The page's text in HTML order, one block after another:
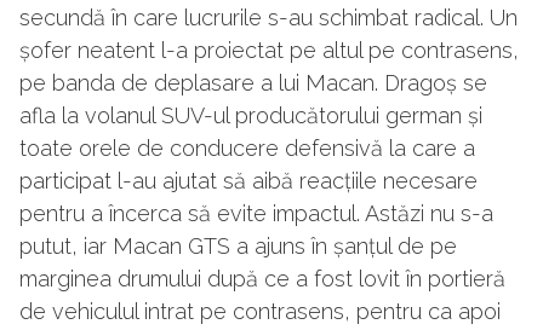
secundă în care lucrurile s-au schimbat radical. Un
șofer neatent l-a proiectat pe altul pe contrasens,
pe banda de deplasare a lui Macan. Dragoș se
afla la volanul SUV-ul producătorului german și
toate orele de conducere defensivă la care a
participat l-au ajutat să aibă reacțiile necesare
pentru a încerca să evite impactul. Astăzi nu s-a
putut, iar Macan GTS a ajuns în șanțul de pe
marginea drumului după ce a fost lovit în portieră
de vehiculul intrat pe contrasens, pentru ca apoi